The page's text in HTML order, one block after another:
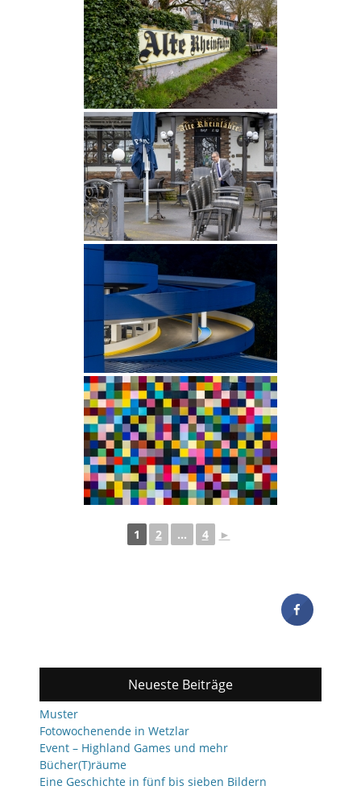
1 2 ... 4 ►
Neueste Beiträge
Muster
Fotowochenende in Wetzlar
Event – Highland Games und mehr
Bücher(T)räume
Eine Geschichte in fünf bis sieben Bildern